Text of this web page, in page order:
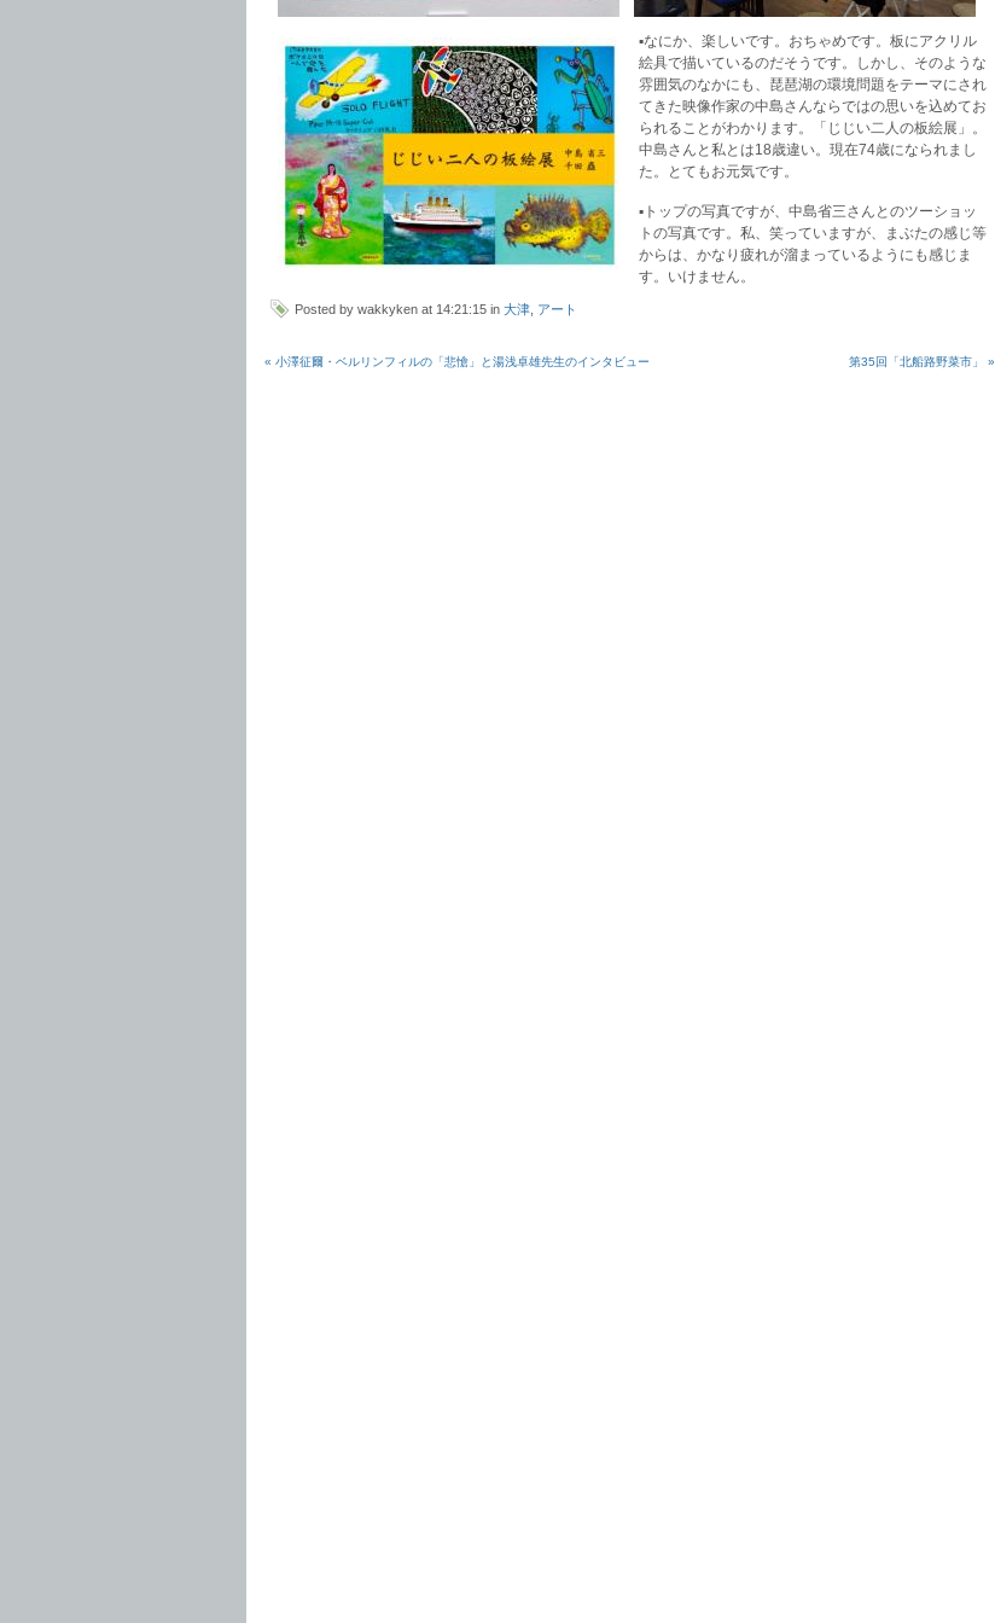
▪︎なにか、楽しいです。おちゃめです。板にアクリル
絵具で描いているのだそうです。しかし、そのような
雰囲気のなかにも、琵琶湖の環境問題をテーマにされ
てきた映像作家の中島さんならではの思いを込めてお
られることがわかります。「じじい二人の板絵展」。
中島さんと私とは18歳違い。現在74歳になられまし
た。とてもお元気です。
▪︎トップの写真ですが、中島省三さんとのツーショッ
トの写真です。私、笑っていますが、まぶたの感じ等
からは、かなり疲れが溜まっているようにも感じま
す。いけません。
Posted by wakkyken at 14:21:15 in 大津 アート
第35回「北船路野菜市」 »
« 小澤征爾・ベルリンフィルの「悲愴」と湯浅卓雄先生のインタビュー